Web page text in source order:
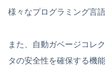
様々なプログラミング言
また、自動ガベージコレ
タの安全性を確保する機